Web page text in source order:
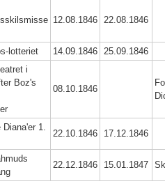
12.08.1846 22.08.1846
lotteriet 14.09.1846 25.09.1846
i
Boz's
08.10.1846
1.
22.10.1846 17.12.1846
22.12.1846 15.01.1847